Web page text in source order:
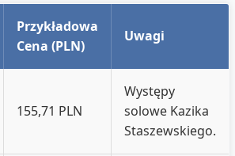
Przykładowa
Cena (PLN)
Uwagi
155,71 PLN
Występy
solowe Kazika
Staszewskiego.